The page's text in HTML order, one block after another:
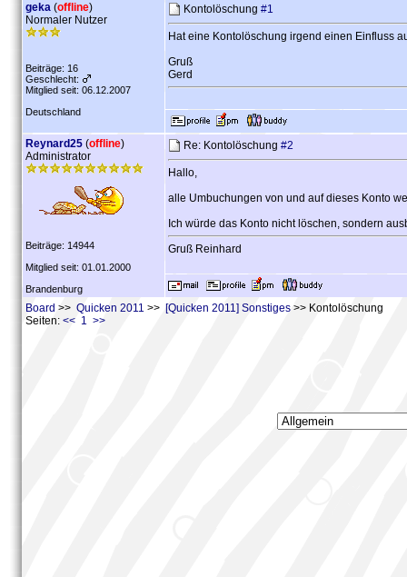
geka (offline)
Normaler Nutzer
Beiträge: 16
Geschlecht:
Mitglied seit: 06.12.2007
Deutschland
Kontolöschung #1
Hat eine Kontolöschung irgend einen Einfluss
Gruß
Gerd
Reynard25 (offline)
Administrator
Beiträge: 14944
Mitglied seit: 01.01.2000
Brandenburg
Re: Kontolöschung #2
Hallo,
alle Umbuchungen von und auf dieses Konto
Ich würde das Konto nicht löschen, sondern
Gruß Reinhard
Board >> Quicken 2011 >> [Quicken 2011] Sonstiges >> Kontolöschung
Seiten: << 1 >>